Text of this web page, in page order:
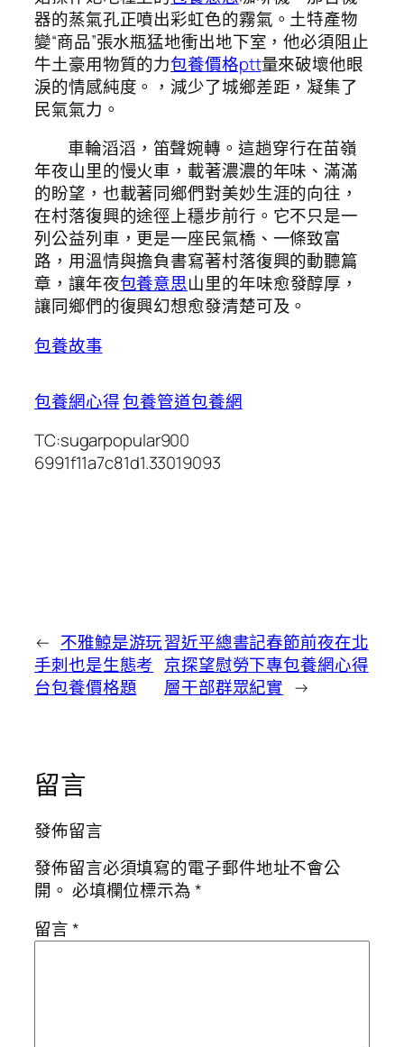
器的蒸氣孔正噴出彩虹色的霧氣。土特產物
變“商品”張水瓶猛地衝出地下室，他必須阻止
牛土豪用物質的力包養價格ptt量來破壞他眼
淚的情感純度。，減少了城鄉差距，凝集了
民氣氣力。
車輪滔滔，笛聲婉轉。這趟穿行在苗嶺
年夜山里的慢火車，載著濃濃的年味、滿滿
的盼望，也載著同鄉們對美妙生涯的向往，
在村落復興的途徑上穩步前行。它不只是一
列公益列車，更是一座民氣橋、一條致富
路，用溫情與擔負書寫著村落復興的動聽篇
章，讓年夜包養意思山里的年味愈發醇厚，
讓同鄉們的復興幻想愈發清楚可及。
包養故事
包養網心得包養管道包養網
TC:sugarpopular900
6991f11a7c81d1.33019093
← 不雅鯨是游玩
手刺也是生態考
台包養價格題
習近平總書記春節前夜在北
京探望慰勞下專包養網心得
層干部群眾紀實 →
留言
發佈留言
發佈留言必須填寫的電子郵件地址不會公
開。 必填欄位標示為*
留言*